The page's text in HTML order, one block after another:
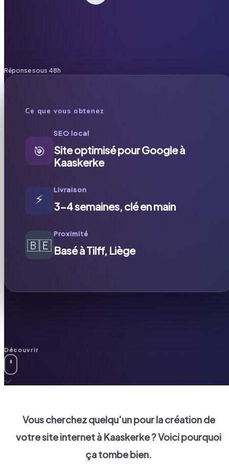
Réponse sous 48h
Ce que vous obtenez
🎯
SEO local
Site optimisé pour Google à
Kaaskerke
⚡
Livraison
3-4 semaines, clé en main
🇧🇪
Proximité
Basé à Tilff, Liège
Découvrir
Vous cherchez quelqu'un pour la création de
votre site internet à Kaaskerke? Voici pourquoi
ça tombe bien.